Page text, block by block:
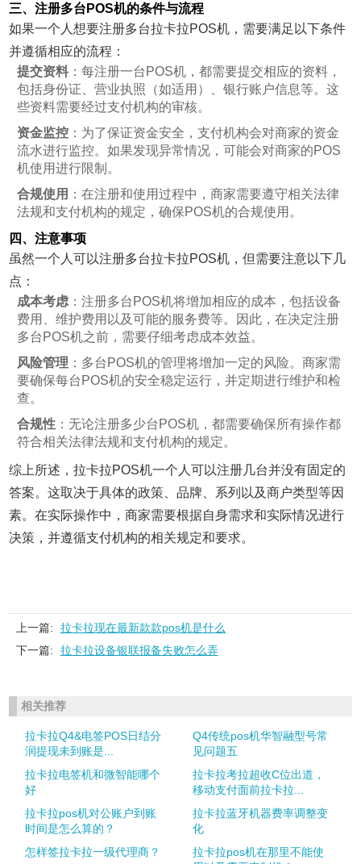
三、注册多台POS机的条件与流程
如果一个人想要注册多台拉卡拉POS机，需要满足以下条件
并遵循相应的流程：
提交资料 ：每注册一台POS机，都需要提交相应的资料，
包括身份证、营业执照（如适用）、银行账户信息等。这
些资料需要经过支付机构的审核。
资金监控 ：为了保证资金安全，支付机构会对商家的资金
流水进行监控。如果发现异常情况，可能会对商家的POS
机使用进行限制。
合规使用 ：在注册和使用过程中，商家需要遵守相关法律
法规和支付机构的规定，确保POS机的合规使用。
四、注意事项
虽然一个人可以注册多台拉卡拉POS机，但需要注意以下几
点：
成本考虑 ：注册多台POS机将增加相应的成本，包括设备
费用、维护费用以及可能的服务费等。因此，在决定注册
多台POS机之前，需要仔细考虑成本效益。
风险管理 ：多台POS机的管理将增加一定的风险。商家需
要确保每台POS机的安全稳定运行，并定期进行维护和检
查。
合规性 ：无论注册多少台POS机，都需要确保所有操作都
符合相关法律法规和支付机构的规定。
综上所述，拉卡拉POS机一个人可以注册几台并没有固定的
答案。这取决于具体的政策、品牌、系列以及商户类型等因
素。在实际操作中，商家需要根据自身需求和实际情况进行
决策，并遵循支付机构的相关规定和要求。
上一篇:
拉卡拉现在最新款款pos机是什么
下一篇:
拉卡拉设备银联报备失败怎么弄
相关推荐
拉卡拉Q4&电签POS日结分
润提现未到账是...
Q4传统pos机华智融型号常
见问题五
拉卡拉电签机和微智能哪个
好
拉卡拉考拉超收C位出道，
移动支付面前拉卡拉...
拉卡拉pos机对公账户到账
时间是怎么算的？
拉卡拉蓝牙机器费率调整变
化
怎样签拉卡拉一级代理商？
拉卡拉pos机在那里不能使